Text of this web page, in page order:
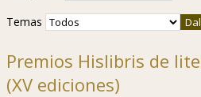
Temas
Premios Hislibris de
(XV ediciones)